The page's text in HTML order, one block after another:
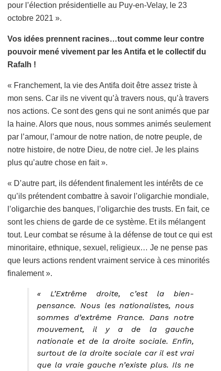
pour l’élection présidentielle au Puy-en-Velay, le 23
octobre 2021 ».
Vos idées prennent racines…tout comme leur contre
pouvoir mené vivement par les Antifa et le collectif du
Rafalh !
« Franchement, la vie des Antifa doit être assez triste à
mon sens. Car ils ne vivent qu’à travers nous, qu’à travers
nos actions. Ce sont des gens qui ne sont animés que par
la haine. Alors que nous, nous sommes animés seulement
par l’amour, l’amour de notre nation, de notre peuple, de
notre histoire, de notre Dieu, de notre ciel. Je les plains
plus qu’autre chose en fait ».
« D’autre part, ils défendent finalement les intérêts de ce
qu’ils prétendent combattre à savoir l’oligarchie mondiale,
l’oligarchie des banques, l’oligarchie des trusts. En fait, ce
sont les chiens de garde de ce système. Et ils mélangent
tout. Leur combat se résume à la défense de tout ce qui est
minoritaire, ethnique, sexuel, religieux… Je ne pense pas
que leurs actions rendent vraiment service à ces minorités
finalement ».
« L’Extrême droite, c’est la bien-
pensance. Nous les nationalistes, nous
sommes d’extrême France. Dans notre
mouvement, il y a de la gauche
nationale et de la droite sociale. Enfin,
surtout de la droite sociale car il est vrai
que la vraie gauche n’existe plus. Ils ne